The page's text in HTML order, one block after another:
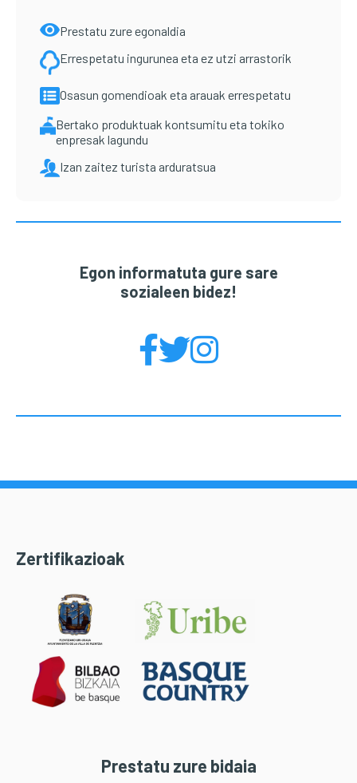
Prestatu zure egonaldia
Errespetatu ingurunea eta ez utzi arrastorik
Osasun gomendioak eta arauak errespetatu
Bertako produktuak kontsumitu eta tokiko
enpresak lagundu
Izan zaitez turista arduratsua
Egon informatuta gure sare
sozialeen bidez!
Zertifikazioak
Prestatu zure bidaia